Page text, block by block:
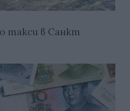
такси в Санкт